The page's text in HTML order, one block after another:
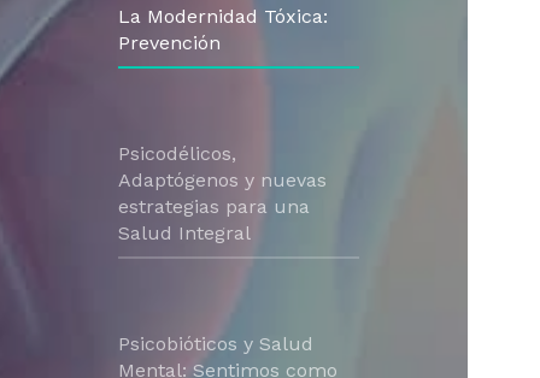
La Modernidad Tóxica:
Prevención
Psicodélicos,
Adaptógenos y nuevas
estrategias para una
Salud Integral
Psicobióticos y Salud
Mental: Sentimos como